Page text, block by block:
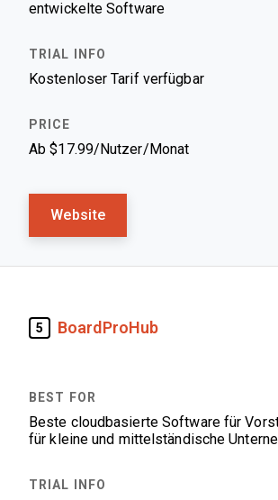
entwickelte Software
Kostenloser Tarif verfügbar
Ab $17.99/Nutzer/Monat
Website
5 BoardProHub
Beste cloudbasierte Software für
für kleine und mittelständische